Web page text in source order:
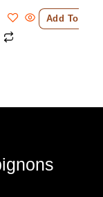
Add To